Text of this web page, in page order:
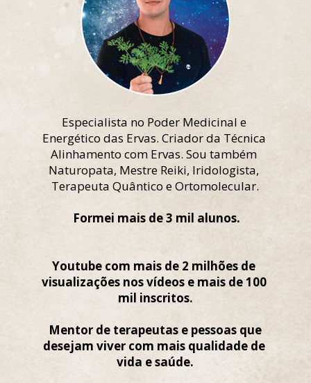
Especialista no Poder Medicinal e
Energético das Ervas. Criador da Técnica
Alinhamento com Ervas. Sou também
Naturopata, Mestre Reiki, Iridologista,
Terapeuta Quântico e Ortomolecular.
Formei mais de 3 mil alunos.
Youtube com mais de 2 milhões de
visualizações nos vídeos e mais de 100
mil inscritos.
desejam viver com mais qualidade de
vida e saúde.